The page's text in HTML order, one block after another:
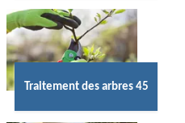
Traitement des arbres 45